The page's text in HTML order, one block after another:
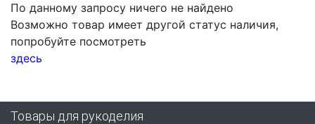
По данному запросу ничего не найдено
Возможно товар имеет другой статус наличия,
попробуйте посмотреть
здесь
Товары для рукоделия